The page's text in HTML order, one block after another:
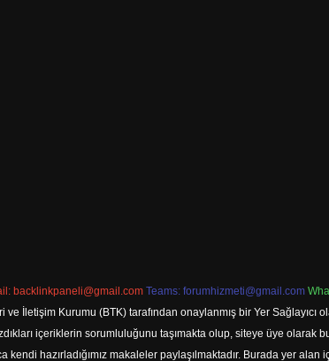
backlinkpaneli@gmail.com Teams: forumhizmeti@gmail.com
İletişim Kurumu (BTK) tarafından onaylanmış bir Yer
içeriklerin sorumluluğunu taşımakta olup, siteye üye
kendi hazırladığımız makaleler paylaşılmaktadır. Burada yer